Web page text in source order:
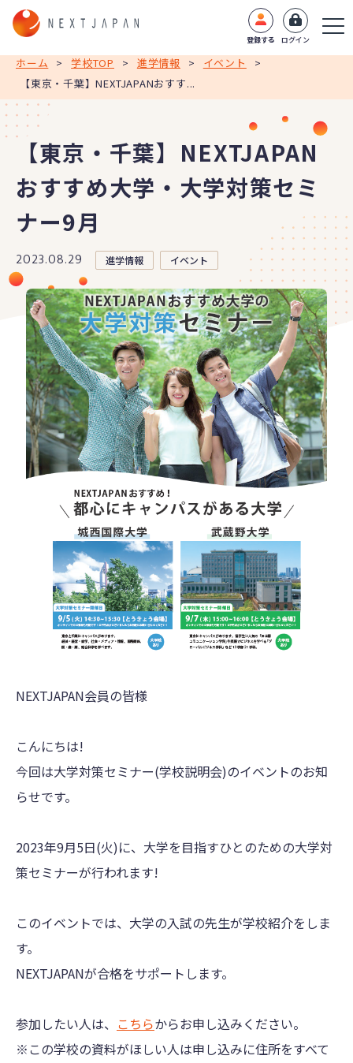
登録する ログイン
ホーム > 学校TOP > 進学情報 > イベント
>
【東京・千葉】NEXTJAPANおすす...
【東京・千葉】NEXTJAPAN
おすすめ大学・大学対策セミ
ナー9月
2023.08.29 進学情報 イベント
NEXTJAPAN会員の皆様
こんにちは!
今回は大学対策セミナー(学校説明会)のイベントのお知
らせです。
2023年9月5日(火)に、大学を目指すひとのための大学対
策セミナーが行われます!
このイベントでは、大学の入試の先生が学校紹介をしま
す。
NEXTJAPANが合格をサポートします。
参加したい人は、 こちらからお申し込みください。
※この学校の資料がほしい人は申し込みに住所をすべて